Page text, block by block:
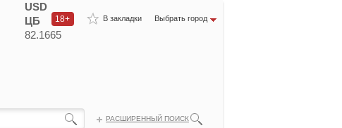
В закладки Выбрать город
18+
USD
ЦБ
82.1665
РАСШИРЕННЫЙ ПОИСК